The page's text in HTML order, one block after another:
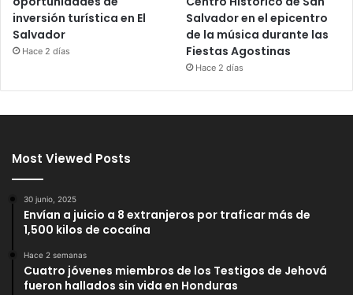
inversión turística en El
Salvador
Hace 2 días
Salvador en el epicentro
de la música durante las
Fiestas Agostinas
Hace 2 días
Most Viewed Posts
30 junio, 2025
Envían a juicio a 8 extranjeros por traficar más de
1,500 kilos de cocaína
Hace 2 semanas
Cuatro jóvenes miembros de los Testigos de Jehová
fueron hallados sin vida en Honduras